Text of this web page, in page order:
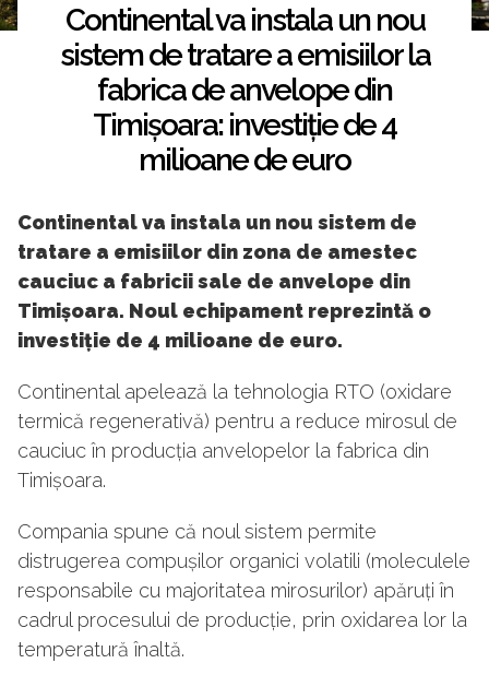
Continental va instala un nou
sistem de tratare a emisiilor la
fabrica de anvelope din
Timișoara: investiție de 4
milioane de euro
Continental va instala un nou sistem de
tratare a emisiilor din zona de amestec
cauciuc a fabricii sale de anvelope din
Timișoara. Noul echipament reprezintă o
investiție de 4 milioane de euro.
Continental apelează la tehnologia RTO (oxidare
termică regenerativă) pentru a reduce mirosul de
cauciuc în producția anvelopelor la fabrica din
Timișoara.
Compania spune că noul sistem permite
distrugerea compușilor organici volatili (moleculele
responsabile cu majoritatea mirosurilor) apăruți în
cadrul procesului de producție, prin oxidarea lor la
temperatură înaltă.